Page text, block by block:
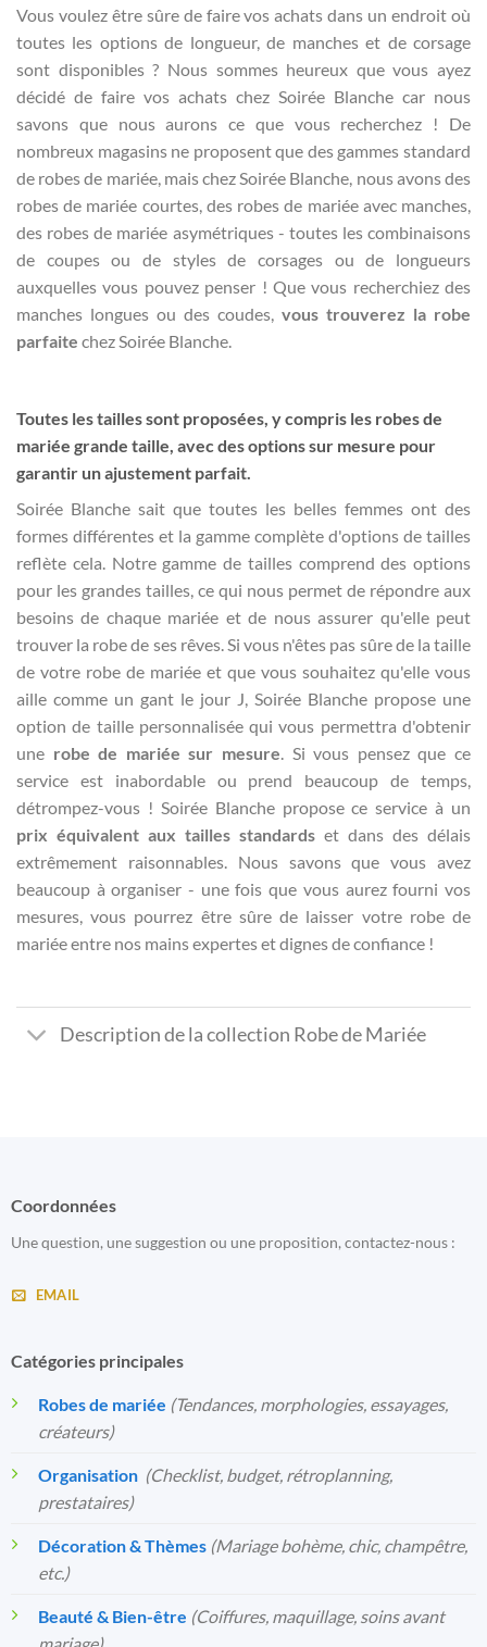
Vous voulez être sûre de faire vos achats dans un endroit où
toutes les options de longueur, de manches et de corsage
sont disponibles ? Nous sommes heureux que vous ayez
décidé de faire vos achats chez Soirée Blanche car nous
savons que nous aurons ce que vous recherchez ! De
nombreux magasins ne proposent que des gammes standard
de robes de mariée, mais chez Soirée Blanche, nous avons des
robes de mariée courtes, des robes de mariée avec manches,
des robes de mariée asymétriques - toutes les combinaisons
de coupes ou de styles de corsages ou de longueurs
auxquelles vous pouvez penser ! Que vous recherchiez des
manches longues ou des coudes, vous trouverez la robe
parfaite chez Soirée Blanche.
Toutes les tailles sont proposées, y compris les robes de
mariée grande taille, avec des options sur mesure pour
garantir un ajustement parfait.
Soirée Blanche sait que toutes les belles femmes ont des
formes différentes et la gamme complète d'options de tailles
reflète cela. Notre gamme de tailles comprend des options
pour les grandes tailles, ce qui nous permet de répondre aux
besoins de chaque mariée et de nous assurer qu'elle peut
trouver la robe de ses rêves. Si vous n'êtes pas sûre de la taille
de votre robe de mariée et que vous souhaitez qu'elle vous
aille comme un gant le jour J, Soirée Blanche propose une
option de taille personnalisée qui vous permettra d'obtenir
une robe de mariée sur mesure. Si vous pensez que ce
service est inabordable ou prend beaucoup de temps,
détrompez-vous ! Soirée Blanche propose ce service à un
prix équivalent aux tailles standards et dans des délais
extrêmement raisonnables. Nous savons que vous avez
beaucoup à organiser - une fois que vous aurez fourni vos
mesures, vous pourrez être sûre de laisser votre robe de
mariée entre nos mains expertes et dignes de confiance !
Description de la collection Robe de Mariée
Coordonnées
Une question, une suggestion ou une proposition, contactez-nous :
EMAIL
Catégories principales
Robes de mariée (Tendances, morphologies, essayages,
créateurs)
Organisation️ (Checklist, budget, rétroplanning,
prestataires)
Décoration & Thèmes (Mariage bohème, chic, champêtre,
etc.)
Beauté & Bien-être (Coiffures, maquillage, soins avant